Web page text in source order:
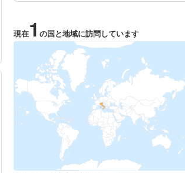
現在1 の国と地域に訪問しています